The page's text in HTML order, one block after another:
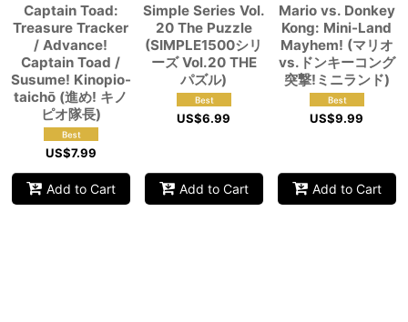
Captain Toad:
Treasure Tracker
/ Advance!
Captain Toad /
Susume! Kinopio-
taichō (進め! キノ
ピオ隊長)
US$7.99
Add to Cart
Simple Series Vol.
20 The Puzzle
(SIMPLE1500シリ
ーズ Vol.20 THE
パズル)
US$6.99
Add to Cart
Mario vs. Donkey
Kong: Mini-Land
Mayhem! (マリオ
vs.ドンキーコング
突撃!ミニランド)
US$9.99
Add to Cart